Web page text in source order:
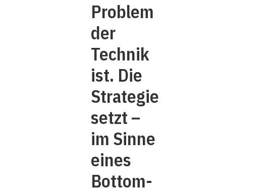
Problem
der
Technik
ist. Die
Strategie
setzt –
im Sinne
eines
Bottom-